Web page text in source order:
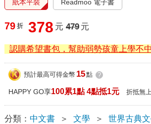
紙本平裝 Readmoo 電子書
79 折 378 元 479 元
認購希望書包，幫助弱勢孩童上學不
預計最高可得金幣 15點 ?
HAPPY GO享100累1點 4點抵1元 折抵無
分類： 中文書 ＞ 文學 ＞ 世界古典